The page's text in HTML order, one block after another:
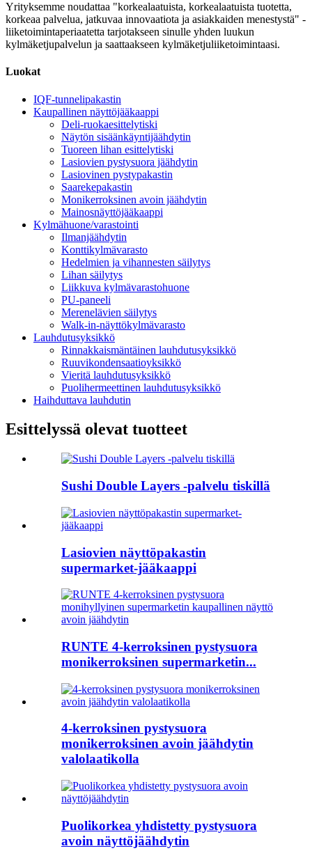
Yrityksemme noudattaa "korkealaatuista, korkealaatuista tuotetta,
korkeaa palvelua, jatkuvaa innovaatiota ja asiakkaiden menestystä" -
liiketoimintaperiaatetta tarjotakseen sinulle yhden luukun
kylmäketjupalvelun ja saattaakseen kylmäketjuliiketoimintaasi.
Luokat
IQF-tunnelipakastin
Kaupallinen näyttöjääkaappi
Deli-ruokaesittelytiski
Näytön sisäänkäyntijäähdytin
Tuoreen lihan esittelytiski
Lasiovien pystysuora jäähdytin
Lasiovinen pystypakastin
Saarekepakastin
Monikerroksinen avoin jäähdytin
Mainosnäyttöjääkaappi
Kylmähuone/varastointi
Ilmanjäähdytin
Konttikylmävarasto
Hedelmien ja vihannesten säilytys
Lihan säilytys
Liikkuva kylmävarastohuone
PU-paneeli
Merenelävien säilytys
Walk-in-näyttökylmävarasto
Lauhdutusyksikkö
Rinnakkaismäntäinen lauhdutusyksikkö
Ruuvikondensaatioyksikkö
Vieritä lauhdutusyksikkö
Puolihermeettinen lauhdutusyksikkö
Haihduttava lauhdutin
Esittelyssä olevat tuotteet
Sushi Double Layers -palvelu tiskillä
Lasiovien näyttöpakastin
supermarket-jääkaappi
RUNTE 4-kerroksinen pystysuora
monikerroksinen supermarketin...
4-kerroksinen pystysuora
monikerroksinen avoin jäähdytin
valolaatikolla
Puolikorkea yhdistetty pystysuora
avoin näyttöjäähdytin